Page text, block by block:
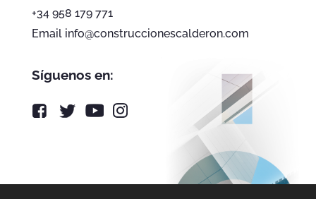
+34 958 179 771
Email info@construccionescalderon.com
Síguenos en: